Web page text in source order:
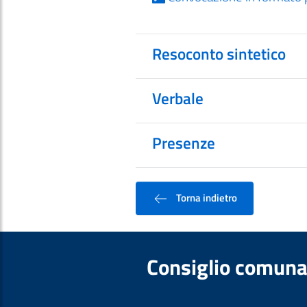
Resoconto sintetico
Verbale
Presenze
Torna indietro
Consiglio